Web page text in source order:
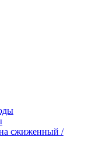
сжиженный /